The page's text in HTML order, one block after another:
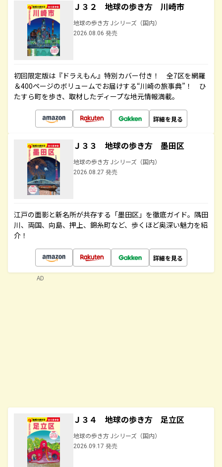
Ｊ３２ 地球の歩き方 川崎市
地球の歩き方 Jシリーズ（国内）
2026.08.06 発売
初回限定版は『ドラえもん』特別カバー付き！ 全7区を網羅
＆400ページのボリュームでお届けする“川崎の旅事典”！ ひ
たすら町を歩き、取材したディープな地元情報満載。
詳細を見る
Ｊ３３ 地球の歩き方 墨田区
地球の歩き方 Jシリーズ（国内）
2026.08.27 発売
江戸の面影と新名所が共存する「墨田区」を徹底ガイド。隅田
川、両国、向島、押上、錦糸町など、歩くほど奥深い魅力を紹
介！
詳細を見る
Ｊ３４ 地球の歩き方 足立区
地球の歩き方 Jシリーズ（国内）
2026.09.17 発売
AD